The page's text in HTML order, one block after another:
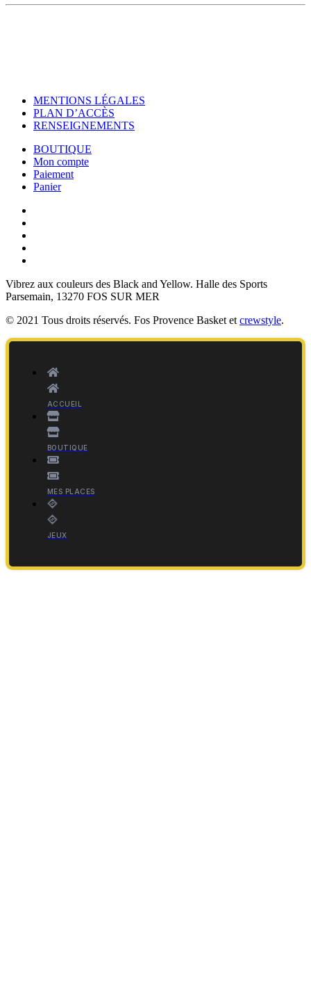
MENTIONS LÉGALES
PLAN D’ACCÈS
RENSEIGNEMENTS
BOUTIQUE
Mon compte
Paiement
Panier
Vibrez aux couleurs des Black and Yellow. Halle des Sports
Parsemain, 13270 FOS SUR MER
© 2021 Tous droits réservés. Fos Provence Basket et crewstyle.
ACCUEIL
BOUTIQUE
MES PLACES
JEUX